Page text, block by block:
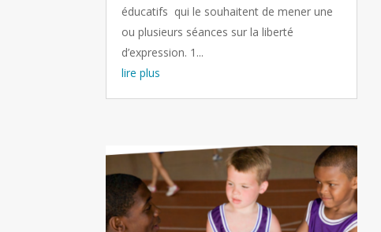
éducatifs qui le souhaitent de mener une
ou plusieurs séances sur la liberté
d’expression. 1...
lire plus